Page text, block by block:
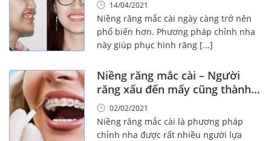
14/04/2021
Niềng răng mắc cài ngày càng trở nên
phổ biến hơn. Phương pháp chỉnh nha
này giúp phục hình răng [...]
Niềng răng mắc cài – Người
răng xấu đến mấy cũng thành
đẹp02/02/2021
Niềng răng mắc cài là phương pháp
chỉnh nha được rất nhiều người lựa